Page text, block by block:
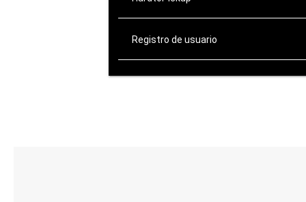
Registro de usuario